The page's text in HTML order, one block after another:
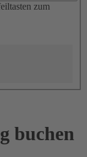
zum
buchen